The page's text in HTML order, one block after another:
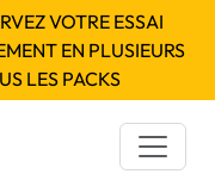
VOTRE ESSAI
EN PLUSIEURS
LES PACKS